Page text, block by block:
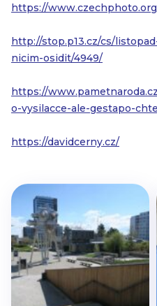
https://
http://stop.p13.cz/cs/
nicim-osidit/4949/
https://
o-vysilacce-ale-gestapo-
https://davidcerny.cz/